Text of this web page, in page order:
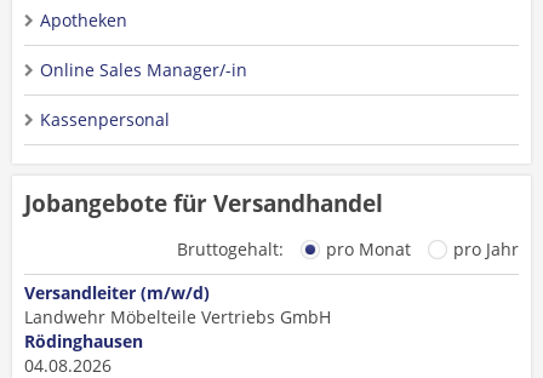
Apotheken
Online Sales Manager/-in
Kassenpersonal
Jobangebote für Versandhandel
Bruttogehalt: pro Monat
pro Jahr
Versandleiter (m/w/d)
Landwehr Möbelteile Vertriebs GmbH
Rödinghausen
04.08.2026